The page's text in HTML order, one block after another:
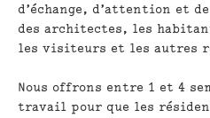
d’échange, d’attention et
des architectes, les
les visiteurs et les autres
Nous offrons entre 1 et 4
travail pour que les